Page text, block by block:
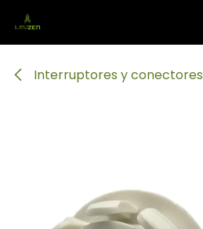
Interruptores y conectores